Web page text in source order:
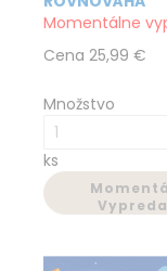
Momentálne
Cena 25,99 €
Množstvo
ks